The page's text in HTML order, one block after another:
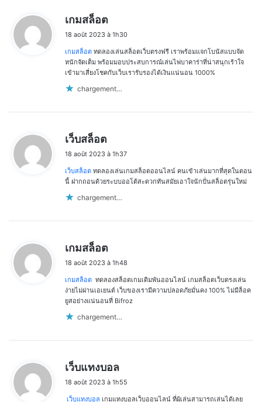
เกมสล็อต
t
:
18 août 2023 à 1h30
เกมสล็อต ทดลองเล่นสล็อตเว็บตรงฟรี เราพร้อมแจกโบนัสแบบจัด
หนักจัดเต็ม พร้อมมอบประสบการณ์เล่นไพ่บาคาร่าที่น่าสนุกเร้าใจ
เข้ามาเสี่ยงโชคกับเว็บเรารับรองได้เงินแน่นอน 1000%
chargement…
เว็บสล็อต
t
:
18 août 2023 à 1h37
เว็บสล็อต ทดลองเล่นเกมสล็อตออนไลน์ คนเข้าเล่นมากที่สุดในตอน
นี้ ฝากถอนด้วยระบบออโต้สะดวกทันสมัยเอาใจนักปั่นสล็อตรุ่นใหม่
chargement…
เกมสล็อต
t
:
18 août 2023 à 1h48
เกมสล็อต ทดลองสล็อตเกมเดิมพันออนไลน์ เกมสล็อตเว็บตรงเล่น
ง่ายไม่ผ่านเอเยนต์ เว็บของเรามีความปลอดภัยมั่นคง 100% ไม่มีล็อค
ยูสอย่างแน่นอนที่ Bifroz
chargement…
เว็บแทงบอล
t
18 août 2023 à 1h55
เว็บแทงบอล เกมแทงบอลเว็บออนไลน์ ที่ผู้เล่นสามารถเล่นได้เลย